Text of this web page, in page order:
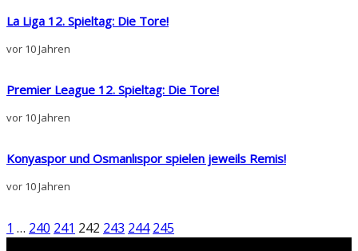
La Liga 12. Spieltag: Die Tore!
vor 10 Jahren
Premier League 12. Spieltag: Die Tore!
vor 10 Jahren
Konyaspor und Osmanlıspor spielen jeweils Remis!
vor 10 Jahren
1 … 240 241 242 243 244 245